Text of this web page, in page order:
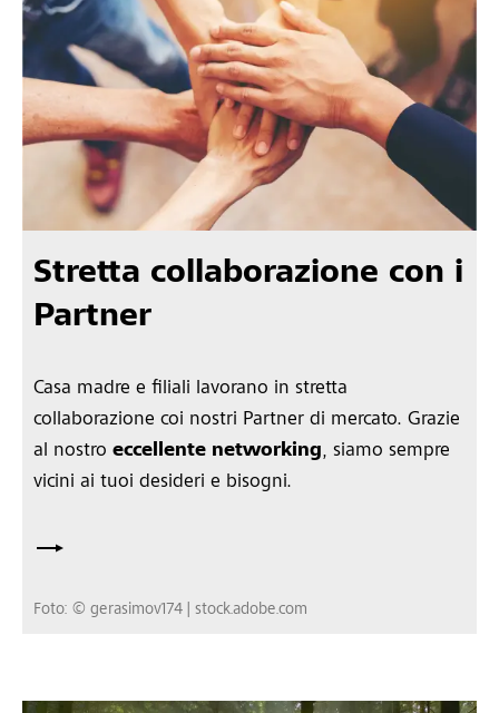
Stretta collaborazione con i
Partner
Casa madre e filiali lavorano in stretta
collaborazione coi nostri Partner di mercato. Grazie
al nostro eccellente networking, siamo sempre
vicini ai tuoi desideri e bisogni.
Foto: © gerasimov174 | stock.adobe.com